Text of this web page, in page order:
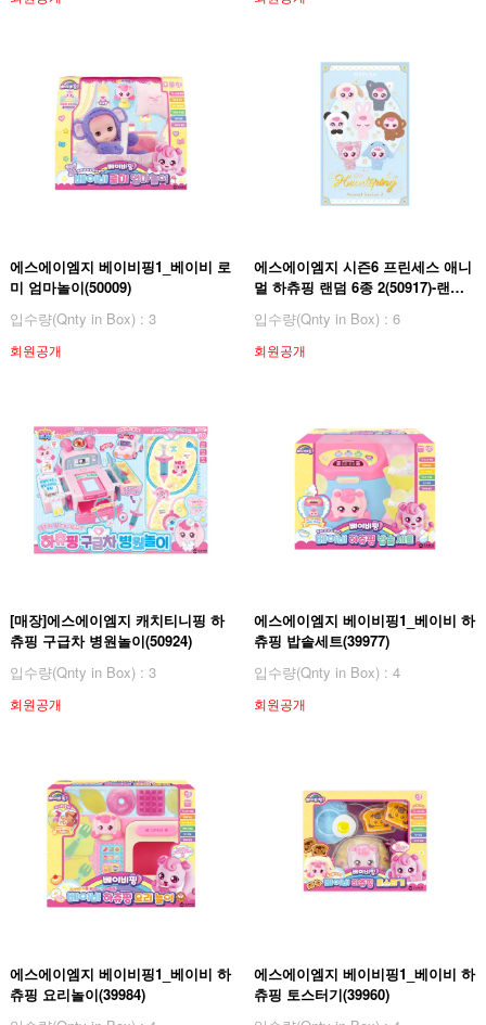
에스에이엠지 베이비핑1_베이비 로
미 엄마놀이(50009)
입수량(Qnty in Box) : 3
회원공개
에스에이엠지 시즌6 프린세스 애니
멀 하츄핑 랜덤 6종 2(50917)-랜덤
입수량(Qnty in Box) : 6
회원공개
[매장]에스에이엠지 캐치티니핑 하
츄핑 구급차 병원놀이(50924)
입수량(Qnty in Box) : 3
회원공개
에스에이엠지 베이비핑1_베이비 하
츄핑 밥솥세트(39977)
입수량(Qnty in Box) : 4
회원공개
에스에이엠지 베이비핑1_베이비 하
츄핑 요리놀이(39984)
에스에이엠지 베이비핑1_베이비 하
츄핑 토스터기(39960)